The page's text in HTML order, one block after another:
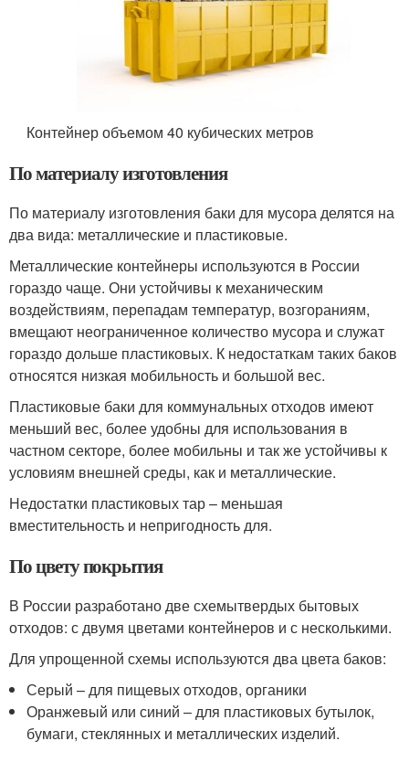
Контейнер объемом 40 кубических метров
По материалу изготовления
По материалу изготовления баки для мусора делятся на
два вида: металлические и пластиковые.
Металлические контейнеры используются в России
гораздо чаще. Они устойчивы к механическим
воздействиям, перепадам температур, возгораниям,
вмещают неограниченное количество мусора и служат
гораздо дольше пластиковых. К недостаткам таких баков
относятся низкая мобильность и большой вес.
Пластиковые баки для коммунальных отходов имеют
меньший вес, более удобны для использования в
частном секторе, более мобильны и так же устойчивы к
условиям внешней среды, как и металлические.
Недостатки пластиковых тар – меньшая
вместительность и непригодность для.
По цвету покрытия
В России разработано две схемытвердых бытовых
отходов: с двумя цветами контейнеров и с несколькими.
Для упрощенной схемы используются два цвета баков:
Серый – для пищевых отходов, органики
Оранжевый или синий – для пластиковых бутылок,
бумаги, стеклянных и металлических изделий.